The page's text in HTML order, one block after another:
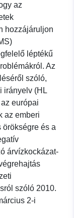
az
hozzájáruljon
léptékű
Az
szóló,
irányelv (HL
európai
az emberi
örökségre és a
árvízkockázat-
szóló 2010.
2-i